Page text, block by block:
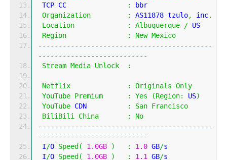
TCP CC
:
bbr
Organization
: AS11878 tzulo, inc.
Location
: Albuquerque / US
Region
: New Mexico
-------------------------------------------
---------------------------
Stream Media Unlock :
Netflix : Originals Only
YouTube Premium : Yes (Region: US)
YouTube CDN : San Francisco
BiliBili
China :
No
-------------------------------------------
---------------------------
I/O Speed ( 1.0GB ) : 1.0 GB/s
I/O Speed ( 1.0GB ) : 1.1 GB/s